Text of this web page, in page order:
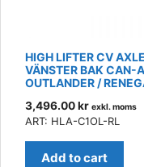
HIGH LIFTER CV AXLE
VÄNSTER BAK CAN-
OUTLANDER /
3,496.00kr exkl. moms
ART: HLA-C1OL-RL
Add to cart